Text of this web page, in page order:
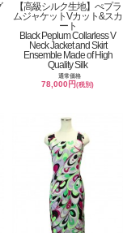
【高級シルク生地】ぺプラ
ムジャケットVカット&スカ
ート
Black Peplum Collarless V
Neck Jacket and Skirt
Ensemble Made of High
Quality Silk
通常価格
78,000円(税別)